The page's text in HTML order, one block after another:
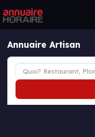
Annuaire Artisan